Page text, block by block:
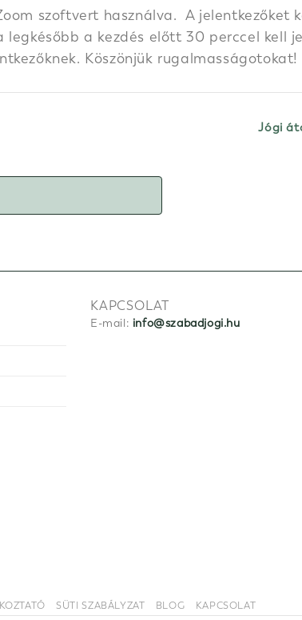
szoftvert használva. A jelentkezőket
a kezdés előtt 30 perccel kell
Köszönjük rugalmasságotokat!
Jógi
KAPCSOLAT
E-mail: info@szabadjogi.hu
SÜTI SZABÁLYZAT BLOG KAPCSOLAT